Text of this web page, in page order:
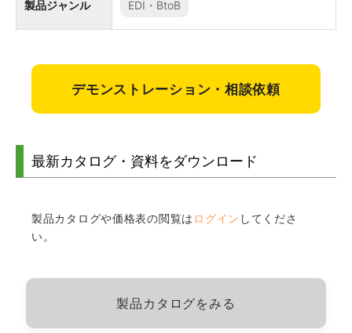
製品ジャンル EDI・BtoB
デモンストレーション・相談依頼
最新カタログ・資料をダウンロード
製品カタログや価格表の閲覧は ログイン してくださ
い。
製品カタログをみる